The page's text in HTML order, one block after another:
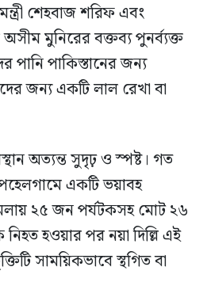
শেহবাজ শরিফ এবং
অসীম মুনিরের বক্তব্য পুনর্ব্যক্ত
পানি পাকিস্তানের জন্য
জন্য একটি লাল রেখা বা
অত্যন্ত সুদৃঢ় ও স্পষ্ট। গত
একটি ভয়াবহ
২৫ জন পর্যটকসহ মোট ২৬
হওয়ার পর নয়া দিল্লি এই
সাময়িকভাবে স্থগিত বা